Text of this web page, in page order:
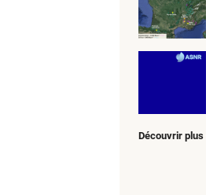
Découvrir plus